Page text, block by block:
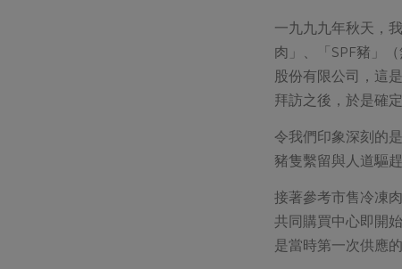
一九九九年秋天，
肉」、「SPF豬」
股份有限公司，這
拜訪之後，於是確
令我們印象深刻的
豬隻繫留與人道驅
接著參考市售冷凍
共同購買中心即開
是當時第一次供應